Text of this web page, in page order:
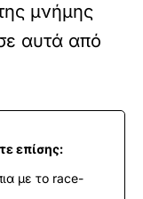
μνήμης
αυτά από
επίσης:
με το race-